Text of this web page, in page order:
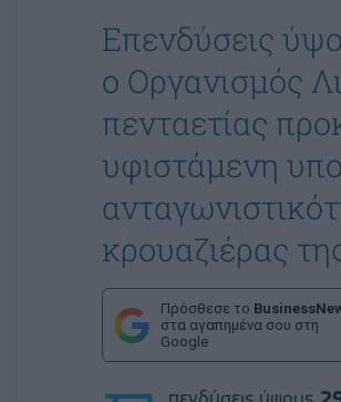
Επενδύσεις
ο Οργανισμός
πενταετίας
υφιστάμενη
κρουαζιέρας
Πρόσθεσε το
στα αγαπημένα σου στη
Google